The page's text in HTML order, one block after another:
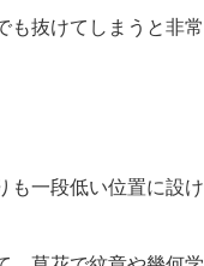
も抜けてしまうと非常
も一段低い位置に設け